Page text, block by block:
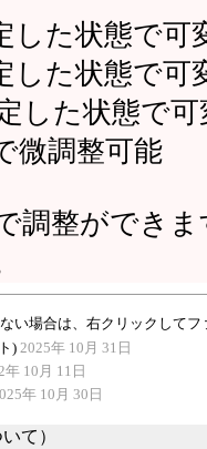
した状態で
した状態で
した状態で
微調整可能
調整ができ
い場合は、右クリックして
) 2025年 10月 31日
年 10月 11日
年 10月 30日
て）